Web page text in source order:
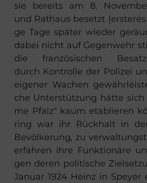
sie be­reits am 8.
und Rat­haus be­setzt
ge Tage spä­ter wie­der
dabei nicht auf Ge­gen­wehr
die fran­zö­si­schen
durch Kon­trol­le der Po­li­zei
ei­ge­ner Wa­chen
che Un­ter­stüt­zung hätte
me Pfalz“ kaum eta­blie­ren
ring war ihr Rück­halt in
Be­völ­ke­rung, zu
er­fah­ren ihre Funk­tio­nä­re
gen deren po­li­ti­sche
Ja­nu­ar 1924 Heinz in